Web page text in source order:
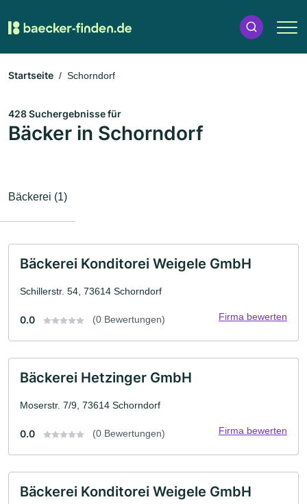
Startseite Schorndorf
428 Suchergebnisse für
Bäcker in Schorndorf
Bäckerei (1)
Bäckerei Konditorei Weigele GmbH
Schillerstr. 54, 73614 Schorndorf
0.0 (0 Bewertungen) Firma bewerten
Bäckerei Hetzinger GmbH
Moserstr. 7/9, 73614 Schorndorf
0.0 (0 Bewertungen) Firma bewerten
Bäckerei Konditorei Weigele GmbH